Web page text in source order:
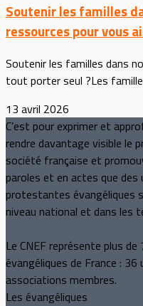
Soutenir les familles
ressources pour vous
Soutenir les familles dans
tout porter seul ?Les
13 avril 2026
C’est pour exprimer et
rendre davantage visible le
société française et
paroles et en actes que
protestantes évangéliques
niveau national et dans les
Le CNEF représente plus
évangéliques de France :
associations membres.
Les évangéliques